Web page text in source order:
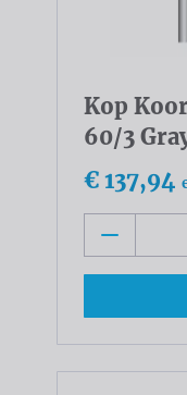
Kop
60/3
€ 137,94